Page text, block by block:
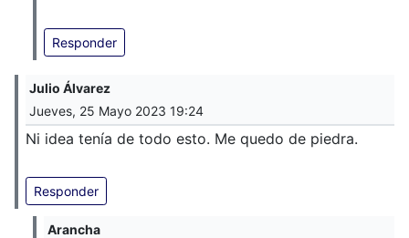
Responder
Julio Álvarez
Jueves, 25 Mayo 2023 19:24
Ni idea tenía de todo esto. Me quedo de piedra.
Responder
Arancha